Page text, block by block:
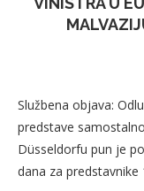
Službena objava:
predstave
Düsseldorfu pun je
dana za